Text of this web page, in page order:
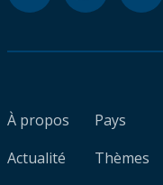
À propos
Actualité
Pays
Thèmes